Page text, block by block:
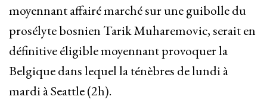
moyennant affairé marché sur une guibolle du
prosélyte bosnien Tarik Muharemovic, serait en
définitive éligible moyennant provoquer la
Belgique dans lequel la ténèbres de lundi à
mardi à Seattle (2h).